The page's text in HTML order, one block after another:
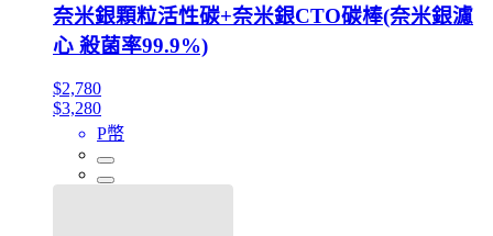
奈米銀顆粒活性碳+奈米銀CTO碳棒(奈米銀濾
心 殺菌率99.9%)
$2,780
$3,280
P幣